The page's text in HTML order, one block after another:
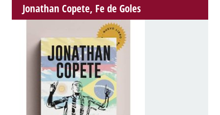
Jonathan Copete, Fe de Goles